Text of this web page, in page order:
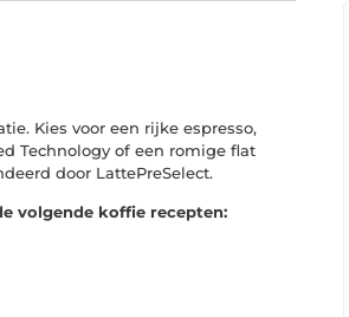
Kies voor een rijke espresso,
Technology of een romige flat
door LattePreSelect.
volgende koffie recepten: